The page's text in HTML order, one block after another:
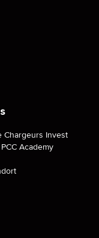
Chargeurs Invest
Academy